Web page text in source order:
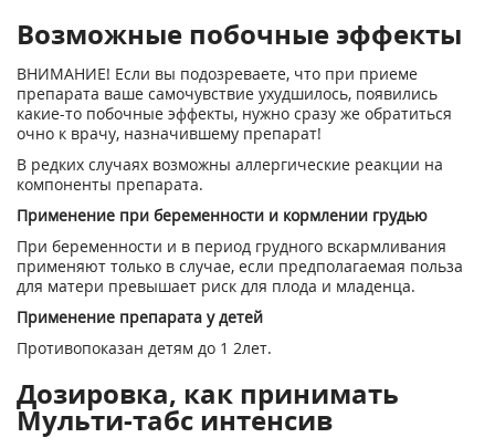
Возможные побочные эффекты
ВНИМАНИЕ! Если вы подозреваете, что при приеме
препарата ваше самочувствие ухудшилось, появились
какие-то побочные эффекты, нужно сразу же обратиться
очно к врачу, назначившему препарат!
В редких случаях возможны аллергические реакции на
компоненты препарата.
Применение при беременности и кормлении грудью
При беременности и в период грудного вскармливания
применяют только в случае, если предполагаемая польза
для матери превышает риск для плода и младенца.
Применение препарата у детей
Противопоказан детям до 1 2лет.
Дозировка, как принимать
Мульти-табс интенсив